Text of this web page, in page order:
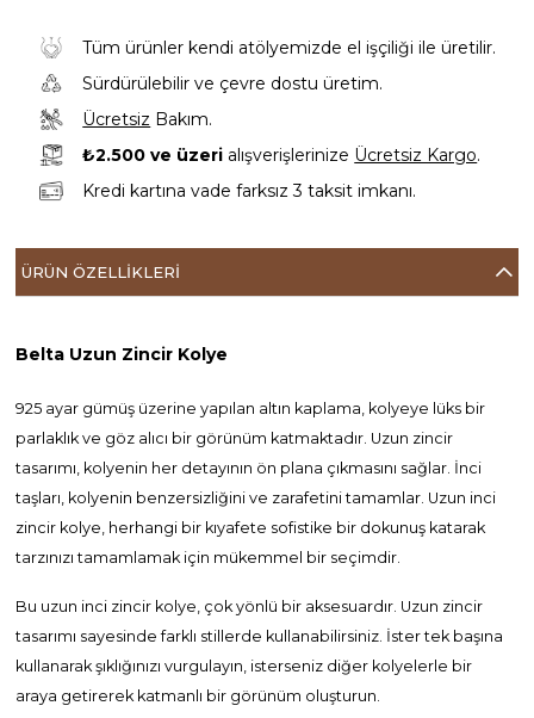
Tüm ürünler kendi atölyemizde el işçiliği ile üretilir.
Sürdürülebilir ve çevre dostu üretim.
Ücretsiz Bakım.
₺2.500 ve üzeri alışverişlerinize Ücretsiz Kargo.
Kredi kartına vade farksız 3 taksit imkanı.
ÜRÜN ÖZELLIKLERI
Belta Uzun Zincir Kolye
925 ayar gümüş üzerine yapılan altın kaplama, kolyeye lüks bir
parlaklık ve göz alıcı bir görünüm katmaktadır. Uzun zincir
tasarımı, kolyenin her detayının ön plana çıkmasını sağlar. İnci
taşları, kolyenin benzersizliğini ve zarafetini tamamlar. Uzun inci
zincir kolye, herhangi bir kıyafete sofistike bir dokunuş katarak
tarzınızı tamamlamak için mükemmel bir seçimdir.
Bu uzun inci zincir kolye, çok yönlü bir aksesuardır. Uzun zincir
tasarımı sayesinde farklı stillerde kullanabilirsiniz. İster tek başına
kullanarak şıklığınızı vurgulayın, isterseniz diğer kolyelerle bir
araya getirerek katmanlı bir görünüm oluşturun.